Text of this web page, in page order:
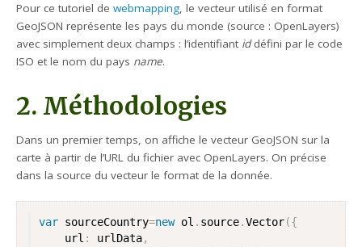
Pour ce tutoriel dewebmapping, le vecteur utilisé en format
GeoJSON représente les pays du monde (source : OpenLayers)
avec simplement deux champs : l’identifiant iddéfini par le code
ISO et le nom du pays name.
2. Méthodologies
Dans un premier temps, on affiche le vecteur GeoJSON sur la
carte à partir de l’URL du fichier avec OpenLayers. On précise
dans la source du vecteur le format de la donnée.
var sourceCountry=new ol . source.Vector({
	url
: urlData,